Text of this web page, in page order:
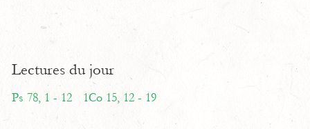
Lectures du jour
Ps 78, 1 - 12 1Co 15, 12 - 19